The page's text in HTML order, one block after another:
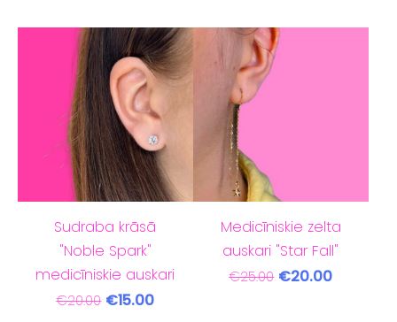
Sudraba krāsā
"Noble Spark"
medicīniskie auskari
€20.00 €15.00
Medicīniskie zelta
auskari "Star Fall"
€25.00 €20.00